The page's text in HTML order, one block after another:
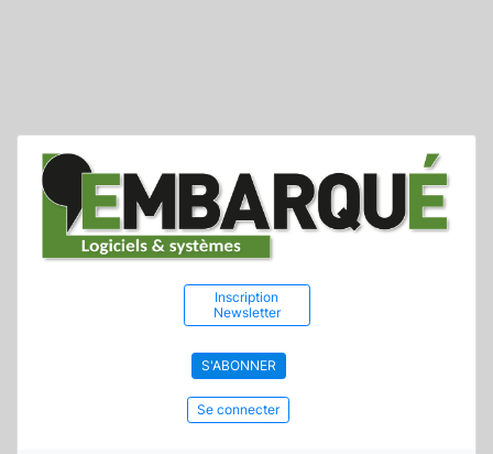
Inscription
Newsletter
S'ABONNER
Se connecter